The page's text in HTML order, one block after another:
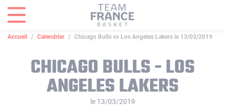
Accueil Calendrier Chicago Bulls vs Los Angeles Lakers le 13/03/2019
CHICAGO BULLS - LOS
ANGELES LAKERS
le 13/03/2019
Panneau de gestion des cookies